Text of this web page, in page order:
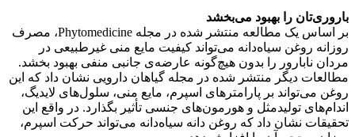
باروری‌تان را بهبود می‌بخشد
بر اساس یک مطالعه منتشر شده در مجله Phytomedicine، مصرف
روزانه روغن سیاه‌دانه می‌تواند کیفیت مایع منی غیرطبیعی در
مردان نابارور را بدون هیچ‌گونه عارضه‌ی جانبی منفی بهبود بخشد.
مطالعات دیگر منتشر شده در مجله گیاهان دارویی نشان داد که این
روغن می‌تواند بر پارامترهای اسپرم، مایع منی، سلول‌های لایدیگ،
اندام‌های تولیدمثل و هورمون‌های جنسی تأثیر بگذارد. در واقع این
تحقیقات نشان داد که روغن دانه سیاه‌دانه می‌تواند حرکت اسپرم،